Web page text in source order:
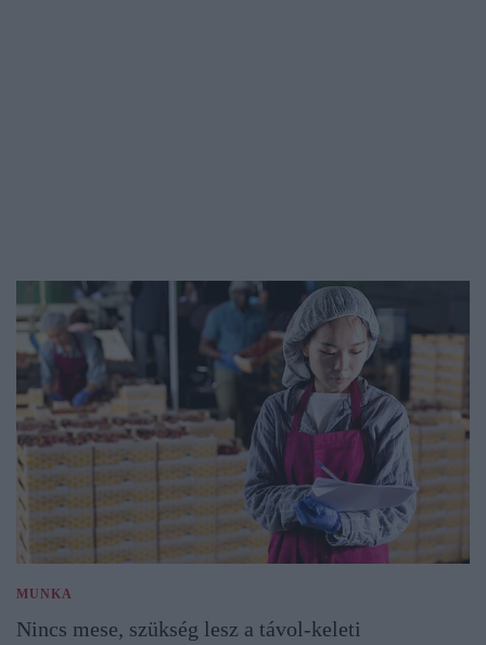
MUNKA
Nincs mese, szükség lesz a távol-keleti